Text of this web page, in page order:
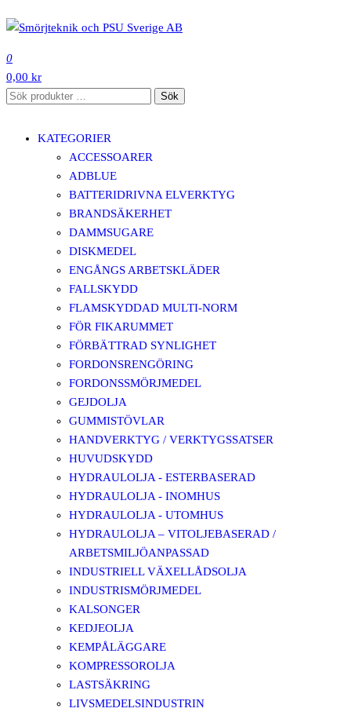
till
innehåll
0
0,00 kr
Sök
Sök
KATEGORIER
ACCESSOARER
ADBLUE
BATTERIDRIVNA ELVERKTYG
BRANDSÄKERHET
DAMMSUGARE
DISKMEDEL
ENGÅNGS ARBETSKLÄDER
FALLSKYDD
FLAMSKYDDAD MULTI-NORM
FÖR FIKARUMMET
FÖRBÄTTRAD SYNLIGHET
FORDONSRENGÖRING
FORDONSSMÖRJMEDEL
GEJDOLJA
GUMMISTÖVLAR
HANDVERKTYG / VERKTYGSSATSER
HUVUDSKYDD
HYDRAULOLJA - ESTERBASERAD
HYDRAULOLJA - INOMHUS
HYDRAULOLJA - UTOMHUS
HYDRAULOLJA – VITOLJEBASERAD /
ARBETSMILJÖANPASSAD
INDUSTRIELL VÄXELLÅDSOLJA
INDUSTRISMÖRJMEDEL
KALSONGER
KEDJEOLJA
KEMPÅLÄGGARE
KOMPRESSOROLJA
LASTSÄKRING
LIVSMEDELSINDUSTRIN